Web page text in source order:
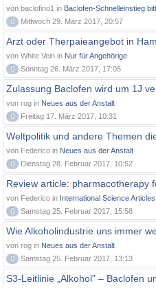
von baclofino1 in Baclofen-Schnelleinstieg
0
Mittwoch 29. März 2017, 20:57
Arzt oder Therpaieangebot in
von White Vein in Nur für Angehörige
0
Sonntag 26. März 2017, 17:05
Zulassung Baclofen wird um 1J
von rog in Neues aus der Anstalt
0
Freitag 17. März 2017, 10:31
Weltpolitik und andere Themen
von Federico in Neues aus der Anstalt
0
Dienstag 28. Februar 2017, 10:52
Review article: pharmacotherapy
von Federico in International Science Articles
0
Samstag 25. Februar 2017, 15:58
Wie Alkoholindustrie uns immer
von rog in Neues aus der Anstalt
0
Samstag 25. Februar 2017, 13:13
S3-Leitlinie „Alkohol” – Baclofen